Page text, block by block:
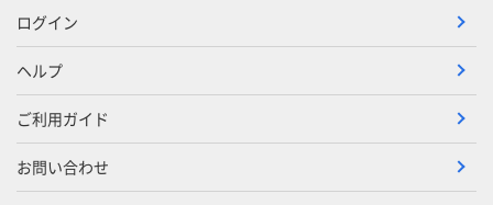
ログイン
ヘルプ
ご利用ガイド
お問い合わせ